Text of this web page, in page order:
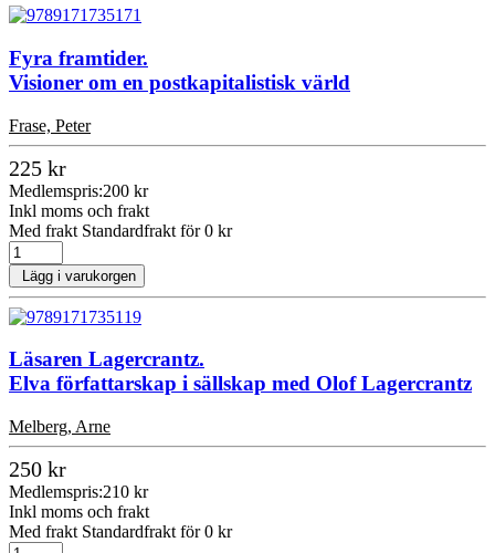
Fyra framtider.
Visioner om en postkapitalistisk värld
Frase, Peter
225 kr
Medlemspris:200 kr
Inkl moms och frakt
Med frakt Standardfrakt för 0 kr
Lägg i varukorgen
Läsaren Lagercrantz.
Elva författarskap i sällskap med Olof Lagercrantz
Melberg, Arne
250 kr
Medlemspris:210 kr
Inkl moms och frakt
Med frakt Standardfrakt för 0 kr